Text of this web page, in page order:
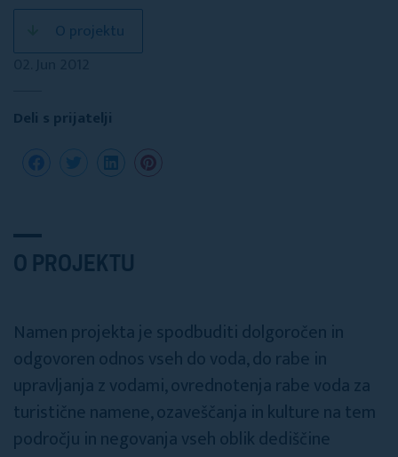
O projektu
Deli s prijatelji
O PROJEKTU
Namen projekta je spodbuditi dolgoročen in
odgovoren odnos vseh do voda, do rabe in
upravljanja z vodami, ovrednotenja rabe voda za
turistične namene, ozaveščanja in kulture na tem
področju in negovanja vseh oblik dediščine